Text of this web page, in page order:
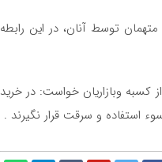
از تماس با هر 4 مالباخته و شناسايي متهمان توسط آنان، در اين رابطه
وبازاريان خواست: در خريد
استفاده و سرقت قرار نگيرند .